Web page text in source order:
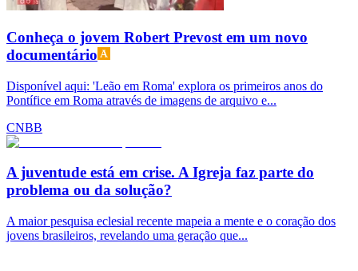
Conheça o jovem Robert Prevost em um novo
documentário
Disponível aqui: 'Leão em Roma' explora os primeiros anos do
Pontífice em Roma através de imagens de arquivo e...
CNBB
A juventude está em crise. A Igreja faz parte do
problema ou da solução?
A maior pesquisa eclesial recente mapeia a mente e o coração dos
jovens brasileiros, revelando uma geração que...